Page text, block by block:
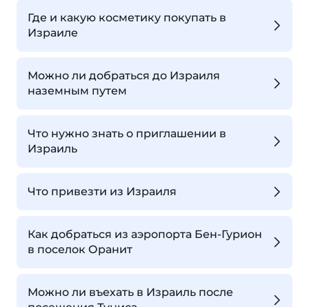
Где и какую косметику покупать в
Израиле
Можно ли добраться до Израиля
наземным путем
Что нужно знать о приглашении в
Израиль
Что привезти из Израиля
Как добраться из аэропорта Бен-Гурион
в поселок Оранит
Можно ли въехать в Израиль после